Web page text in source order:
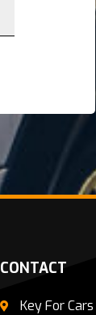
CONTACT
Key For Cars